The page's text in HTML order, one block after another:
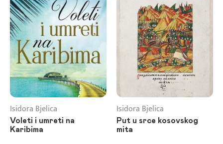
Isidora Bjelica
Voleti i umreti na
Karibima
Isidora Bjelica
Put u srce kosovskog
mita